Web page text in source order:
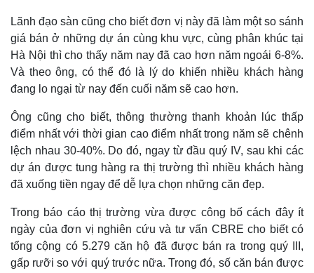
Lãnh đạo sàn cũng cho biết đơn vị này đã làm một so sánh
giá bán ở những dự án cùng khu vực, cùng phân khúc tại
Hà Nội thì cho thấy năm nay đã cao hơn năm ngoái 6-8%.
Và theo ông, có thể đó là lý do khiến nhiều khách hàng
đang lo ngại từ nay đến cuối năm sẽ cao hơn.
Ông cũng cho biết, thông thường thanh khoản lúc thấp
điểm nhất với thời gian cao điểm nhất trong năm sẽ chênh
lệch nhau 30-40%. Do đó, ngay từ đầu quý IV, sau khi các
dự án được tung hàng ra thị trường thì nhiều khách hàng
đã xuống tiền ngay để dễ lựa chọn những căn đẹp.
Trong báo cáo thị trường vừa được công bố cách đây ít
ngày của đơn vị nghiên cứu và tư vấn CBRE cho biết có
tổng cộng có 5.279 căn hộ đã được bán ra trong quý III,
gấp rưỡi so với quý trước nữa. Trong đó, số căn bán được